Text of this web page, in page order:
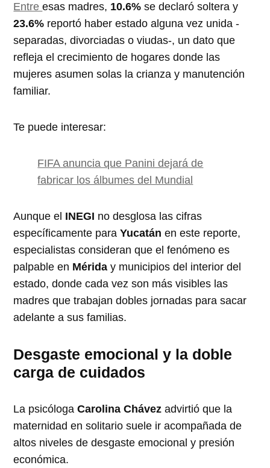
Entreesas madres, 10.6% se declaró soltera y
23.6% reportó haber estado alguna vez unida -
separadas, divorciadas o viudas-, un dato que
refleja el crecimiento de hogares donde las
mujeres asumen solas la crianza y manutención
familiar.
Te puede interesar:
FIFA anuncia que Panini dejará de
fabricar los álbumes del Mundial
Aunque el INEGI no desglosa las cifras
específicamente paraYucatán en este reporte,
especialistas consideran que el fenómeno es
palpable en Mérida y municipios del interior del
estado, donde cada vez son más visibles las
madres que trabajan dobles jornadas para sacar
adelante a sus familias.
Desgaste emocional y la doble
carga de cuidados
La psicólogaCarolina Chávez advirtió que la
maternidad en solitario suele ir acompañada de
altos niveles de desgaste emocional y presión
económica.